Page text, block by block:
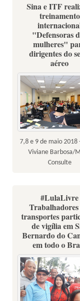
Sina e ITF
treinamento
"Defensoras
mulheres"
dirigentes do
aéreo
7,8 e 9 de maio 2018
Viviane Barbosa/
Consulte
#LulaLivre
Trabalhadores
transportes
de vigília em
Bernardo do
em todo o